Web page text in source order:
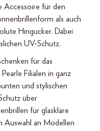
Accessoire für den
als auch
Hingucker. Dabei
UV-Schutz.
für das
Filialen in ganz
und stylischen
über
für glasklare
Auswahl an Modellen